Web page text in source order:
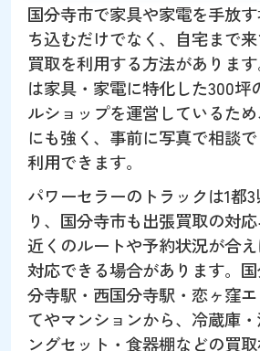
国分寺市で家具や家電を手放
ち込むだけでなく、自宅まで
買取を利用する方法がありま
は家具・家電に特化した300坪
ルショップを運営しているた
にも強く、事前に写真で相談
利用できます。
パワーセラーのトラックは1都
り、国分寺市も出張買取の対
近くのルートや予約状況が合
対応できる場合があります。
分寺駅・西国分寺駅・恋ヶ窪
てやマンションから、冷蔵庫
ングセット・食器棚などの買